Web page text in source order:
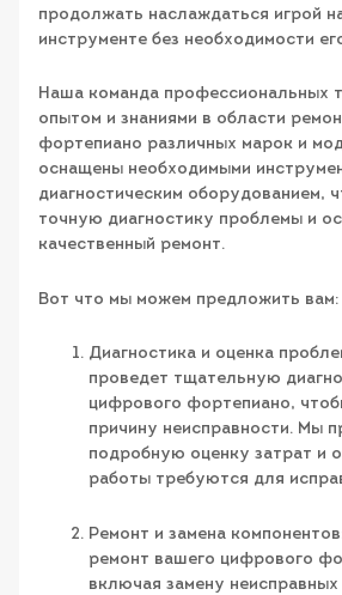
продолжать наслаждаться игрой
инструменте без необходимости
Наша команда профессиональных
опытом и знаниями в области
фортепиано различных марок и
оснащены необходимыми
диагностическим оборудованием,
точную диагностику проблемы и
качественный ремонт.
Вот что мы можем предложить вам:
Диагностика и оценка
проведет тщательную
цифрового фортепиано,
причину неисправности. Мы
подробную оценку затрат и
работы требуются для
Ремонт и замена
ремонт вашего цифрового
включая замену